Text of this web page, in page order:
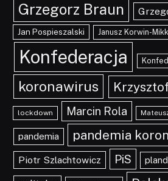
Grzegorz Braun
Jan Pospieszalski Janusz Korwin-
Konfederacja
koronawirus
lockdown Marcin Rola
pandemia pandemia
Piotr Szlachtowicz PiS